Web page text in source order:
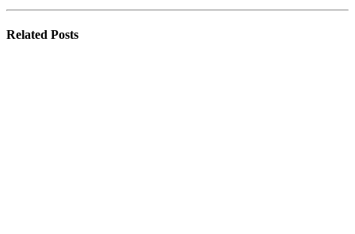
Related Posts